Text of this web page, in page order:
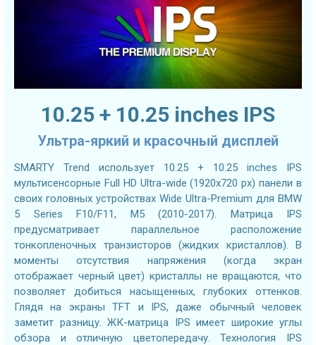
10.25 + 10.25 inches IPS
Ультра-яркий и красочный дисплей
SMARTY Trend использует 10.25 + 10.25 inches IPS
мультисенсорные Full HD Ultra-wide (1920x720 px) панели в
своих головных устройствах Wide Ultra-Premium для BMW
5 Series F10/F11, M5 (2010-2017). Матрица IPS
предусматривает параллельное расположение
тонкопленочных транзисторов (жидких кристаллов). В
моменты отсутствия напряжения (когда экран
отображает черный цвет) кристаллы не вращаются, что
позволяет добиться насыщенных, глубоких оттенков.
Глядя на экраны TFT и IPS, даже обычный человек
заметит разницу. ЖК-матрица IPS имеет широкие углы
обзора и отличную цветопередачу. Технология IPS